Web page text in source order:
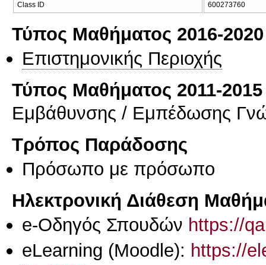
Class ID 600273760
Τύπος Μαθήματος 2016-2020
Επιστημονικής Περιοχής
Τύπος Μαθήματος 2011-2015
Εμβάθυνσης / Εμπέδωσης
Τρόπος Παράδοσης
Πρόσωπο με πρόσωπο
Ηλεκτρονική Διάθεση
e-Οδηγός Σπουδών https://
eLearning (Moodle): https://